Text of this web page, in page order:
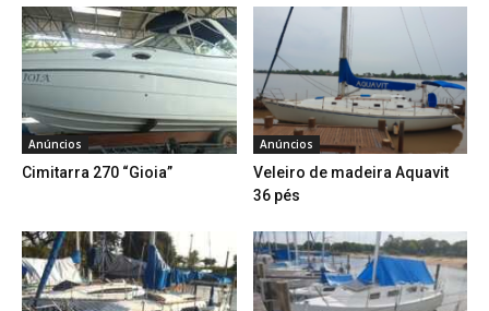
Anúncios
Cimitarra 270 “Gioia”
Anúncios
Veleiro de madeira Aquavit
36 pés